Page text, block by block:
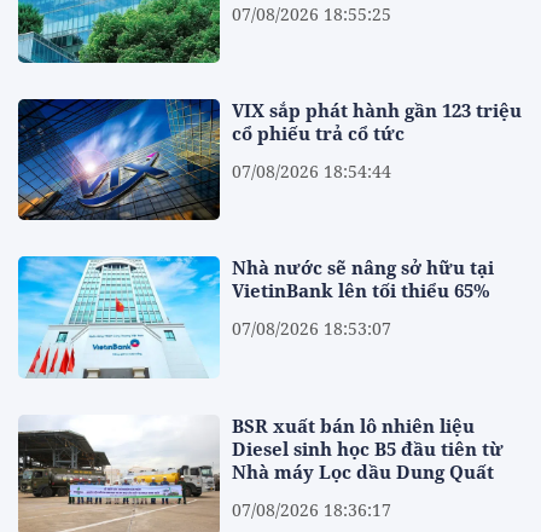
07/08/2026 18:55:25
VIX sắp phát hành gần 123 triệu
cổ phiếu trả cổ tức
07/08/2026 18:54:44
Nhà nước sẽ nâng sở hữu tại
VietinBank lên tối thiểu 65%
07/08/2026 18:53:07
BSR xuất bán lô nhiên liệu
Diesel sinh học B5 đầu tiên từ
Nhà máy Lọc dầu Dung Quất
07/08/2026 18:36:17